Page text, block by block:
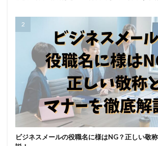
ビジネスメールの役職名に様はNG？正しい敬